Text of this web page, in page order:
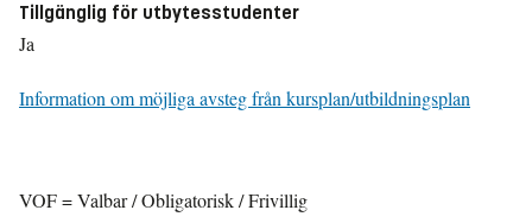
Tillgänglig för utbytesstudenter
Ja
Information om möjliga avsteg från kursplan/utbildningsplan
VOF = Valbar / Obligatorisk / Frivillig